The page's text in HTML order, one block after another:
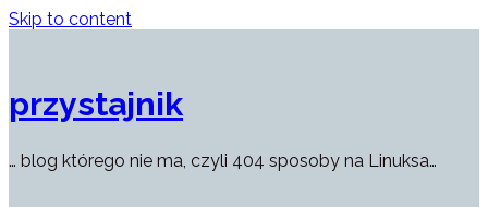
Skip to content
przystajnik
… blog którego nie ma, czyli 404 sposoby na Linuksa…